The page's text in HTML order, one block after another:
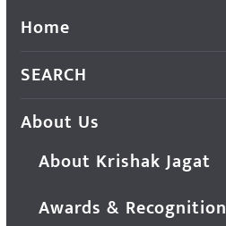
Home
SEARCH
About Us
About Krishak Jagat
Awards & Recognition